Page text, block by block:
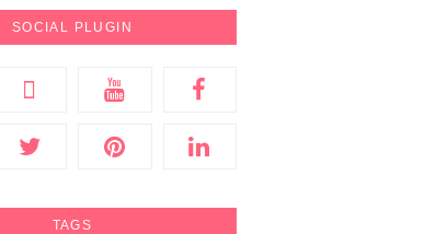
SOCIAL PLUGIN
TAGS